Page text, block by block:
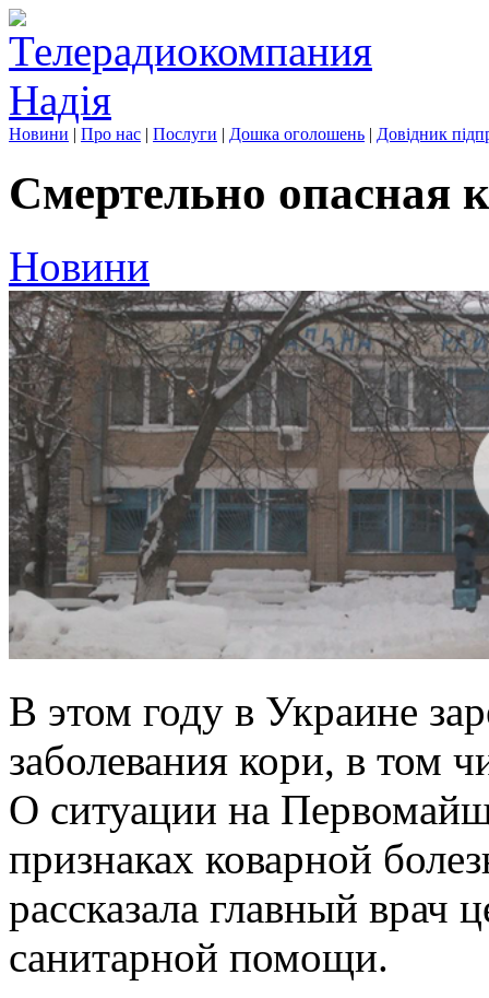
Новини | Про нас | Послуги | Дошка оголошень | Довідник
Смертельно опасная
Новини
В этом году в Украине
заболевания кори, в том
О ситуации на
признаках коварной
рассказала главный врач
санитарной помощи.